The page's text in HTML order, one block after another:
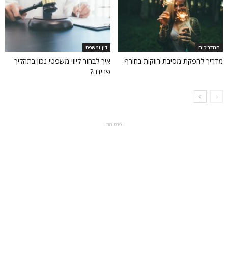
המדריכים
מדריך להפקת מסיבת רווקות בחורף
דין ומשפט
איך לבחור ליווי משפטי נכון בתהליך
פרידה?
- פרסומת -